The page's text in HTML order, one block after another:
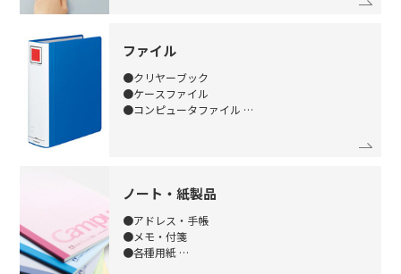
ファイル
●クリヤーブック
●ケースファイル
●コンピュータファイル
ノート・紙製品
●アドレス・手帳
●メモ・付箋
●各種用紙